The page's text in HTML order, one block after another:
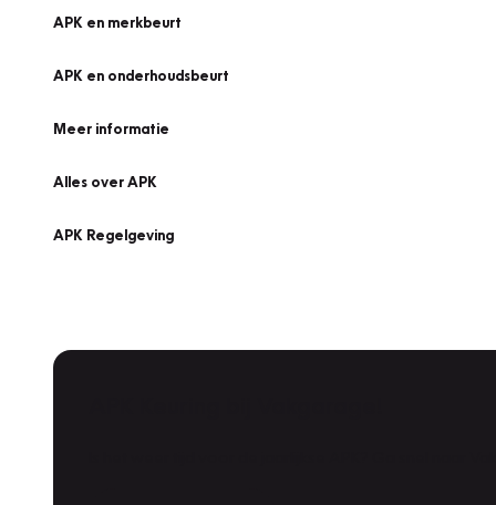
APK en merkbeurt
APK en onderhoudsbeurt
Meer informatie
Alles over APK
APK Regelgeving